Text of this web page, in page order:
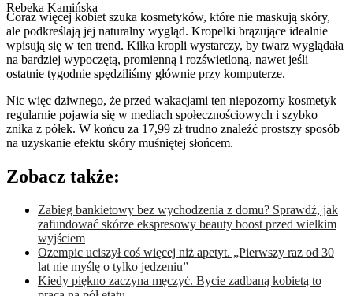
Rebeka Kamińska
Coraz więcej kobiet szuka kosmetyków, które nie maskują skóry,
ale podkreślają jej naturalny wygląd. Kropelki brązujące idealnie
wpisują się w ten trend. Kilka kropli wystarczy, by twarz wyglądała
na bardziej wypoczętą, promienną i rozświetloną, nawet jeśli
ostatnie tygodnie spędziliśmy głównie przy komputerze.
Nic więc dziwnego, że przed wakacjami ten niepozorny kosmetyk
regularnie pojawia się w mediach społecznościowych i szybko
znika z półek. W końcu za 17,99 zł trudno znaleźć prostszy sposób
na uzyskanie efektu skóry muśniętej słońcem.
Zobacz także:
Zabieg bankietowy bez wychodzenia z domu? Sprawdź, jak
zafundować skórze ekspresowy beauty boost przed wielkim
wyjściem
Ozempic uciszył coś więcej niż apetyt. „Pierwszy raz od 30
lat nie myślę o tylko jedzeniu”
Kiedy piękno zaczyna męczyć. Bycie zadbaną kobietą to